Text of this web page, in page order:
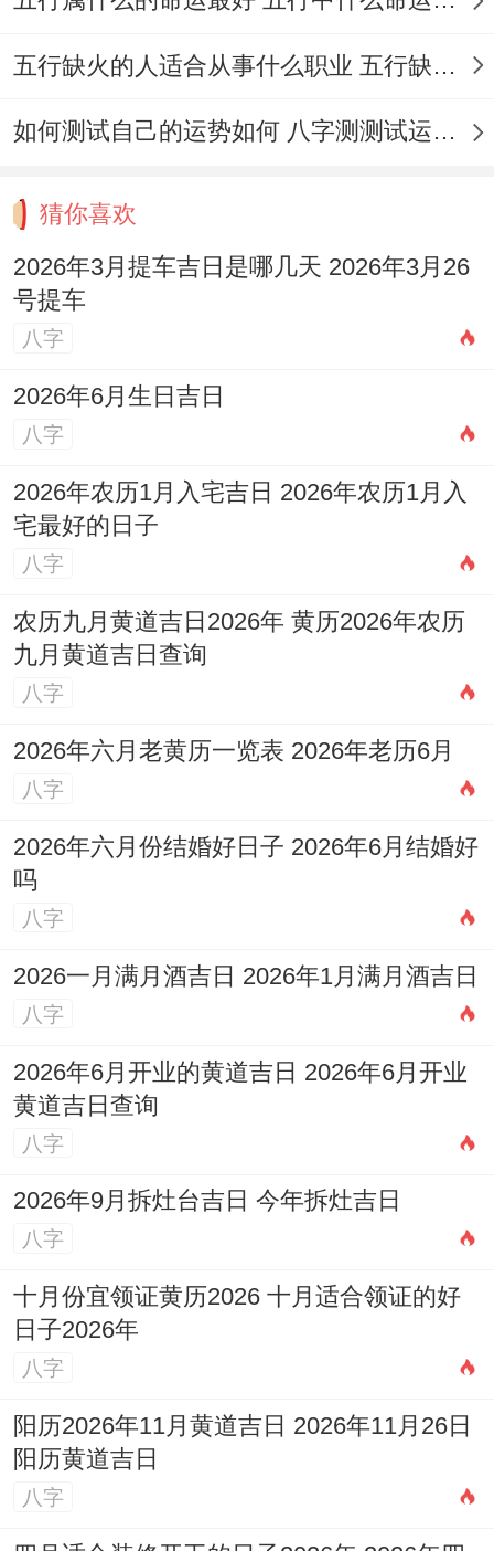
五行缺火的人适合从事什么职业 五行缺火的人适合从事的职业有哪些
如何测试自己的运势如何 八字测测试运运程
猜你喜欢
2026年3月提车吉日是哪几天 2026年3月26
号提车
八字
2026年6月生日吉日
八字
2026年农历1月入宅吉日 2026年农历1月入
宅最好的日子
八字
农历九月黄道吉日2026年 黄历2026年农历
九月黄道吉日查询
八字
2026年六月老黄历一览表 2026年老历6月
八字
2026年六月份结婚好日子 2026年6月结婚好
吗
八字
2026一月满月酒吉日 2026年1月满月酒吉日
八字
2026年6月开业的黄道吉日 2026年6月开业
黄道吉日查询
八字
2026年9月拆灶台吉日 今年拆灶吉日
八字
十月份宜领证黄历2026 十月适合领证的好
日子2026年
八字
阳历2026年11月黄道吉日 2026年11月26日
阳历黄道吉日
八字